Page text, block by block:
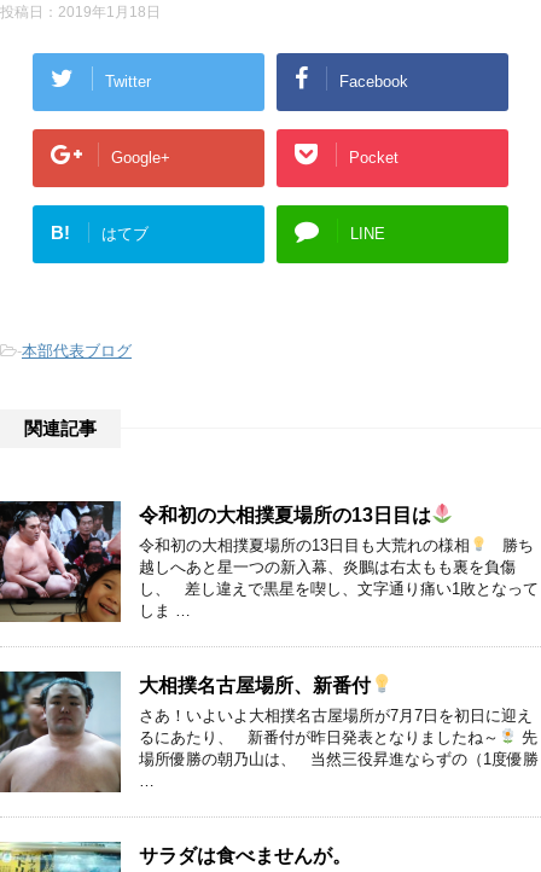
投稿日： 2019年1月18日
Twitter Facebook
Google+ Pocket
B! はてブ LINE
-本部代表ブログ
関連記事
令和初の大相撲夏場所の13日目は
令和初の大相撲夏場所の13日目も大荒れの様相
勝ち
越しへあと星一つの新入幕、炎鵬は右太もも裏を負傷
し、 差し違えで黒星を喫し、文字通り痛い1敗となって
しま …
大相撲名古屋場所、新番付
さあ！いよいよ大相撲名古屋場所が7月7日を初日に迎え
るにあたり、 新番付が昨日発表となりましたね～
先
場所優勝の朝乃山は、 当然三役昇進ならずの（1度優勝
サラダは食べませんが。